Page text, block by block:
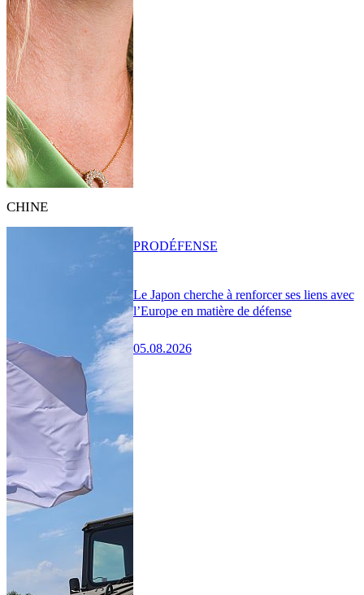
CHINE
Le Japon cherche à renforcer ses liens avec
l’Europe en matière de défense
05.08.2026
PRODÉFENSE